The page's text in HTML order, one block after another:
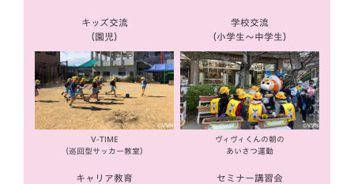
キッズ交流
（園児）
V-TIME
（巡回型サッカー教室）
学校交流
（小学生〜中学生）
ヴィヴィくんの朝の
あいさつ運動
キャリア教育
セミナー講習会